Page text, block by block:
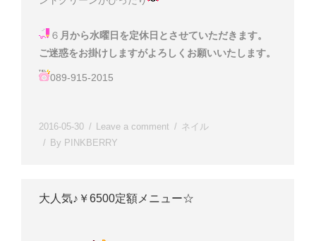
６ 月から水曜日を定休日とさせていただきます。
ご迷惑をお掛けしますがよろしくお願いいたします。
089-915-2015
2016-05-30 Leave a comment
ネイル
By PINKBERRY
大人気♪￥6500定額メニュー☆